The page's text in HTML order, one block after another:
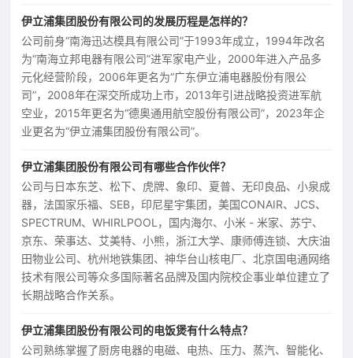
伊立浦集团股份有限公司的发展历程是怎样的？
公司前身“南海迅达模具有限公司”于1993年成立，1994年改名
为“南海立邦电器有限公司”进军家电产业，2000年进入产品多
元化经营阶段，2006年更名为“广东伊立浦电器股份有限公
司”，2008年在深交所成功上市，2013年引进战略投资进军航
空业，2015年更名为“德奥通用航空股份有限公司”，2023年企
业更名为“伊立浦集团股份有限公司”。
伊立浦集团股份有限公司有哪些合作伙伴？
公司与日本东芝、松下、虎牌、象印、夏普、无印良品、小泉成
器，法国家乐福、SEB，印尼星宇集团，美国CONAIR、JCS、
SPECTRUM、WHIRLPOOL，国内海尔、小米 - 米家、苏宁、
京东、荣事达、艾美特、小熊，浙江大学、康师傅连锁、大庆油
田物业公司、杭州地铁集团、神华台山核电厂、北京国电通网络
技术有限公司等众多国际著名品牌及国内院校企事业单位建立了
长期战略合作关系。
伊立浦集团股份有限公司的电饭煲有什么特点？
公司熟练掌握了厨房电器的电磁、电热、压力、蒸汽、智能化、